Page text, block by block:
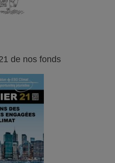
de nos fonds